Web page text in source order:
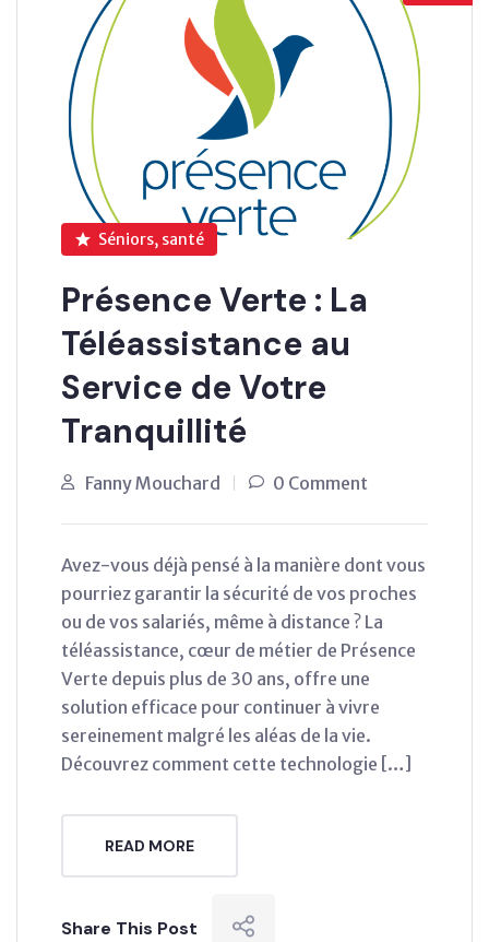
Séniors, santé
Présence Verte : La
Téléassistance au
Service de Votre
Tranquillité
Fanny Mouchard 0 Comment
Avez-vous déjà pensé à la manière dont vous
pourriez garantir la sécurité de vos proches
ou de vos salariés, même à distance ? La
téléassistance, cœur de métier de Présence
Verte depuis plus de 30 ans, offre une
solution efficace pour continuer à vivre
sereinement malgré les aléas de la vie.
Découvrez comment cette technologie […]
READ MORE
Share This Post